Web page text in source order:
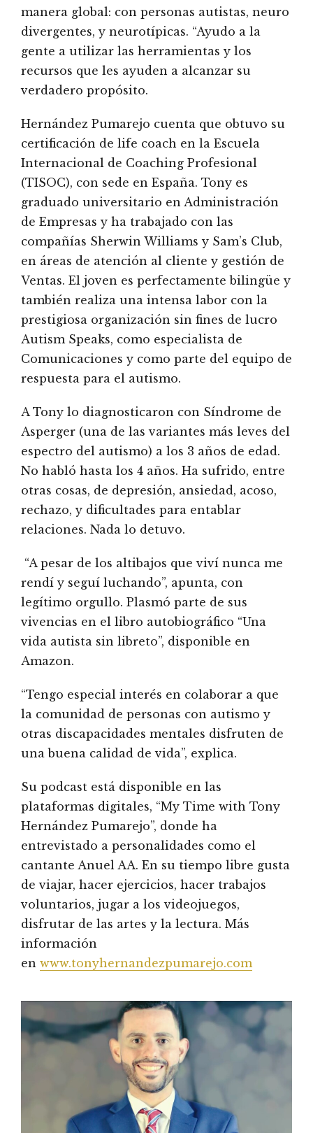
manera global: con personas autistas, neuro
divergentes, y neurotípicas. “Ayudo a la
gente a utilizar las herramientas y los
recursos que les ayuden a alcanzar su
verdadero propósito.
Hernández Pumarejo cuenta que obtuvo su
certificación de life coach en la Escuela
Internacional de Coaching Profesional
(TISOC), con sede en España. Tony es
graduado universitario en Administración
de Empresas y ha trabajado con las
compañías Sherwin Williams y Sam’s Club,
en áreas de atención al cliente y gestión de
Ventas. El joven es perfectamente bilingüe y
también realiza una intensa labor con la
prestigiosa organización sin fines de lucro
Autism Speaks, como especialista de
Comunicaciones y como parte del equipo de
respuesta para el autismo.
A Tony lo diagnosticaron con Síndrome de
Asperger (una de las variantes más leves del
espectro del autismo) a los 3 años de edad.
No habló hasta los 4 años. Ha sufrido, entre
otras cosas, de depresión, ansiedad, acoso,
rechazo, y dificultades para entablar
relaciones. Nada lo detuvo.
“A pesar de los altibajos que viví nunca me
rendí y seguí luchando”, apunta, con
legítimo orgullo. Plasmó parte de sus
vivencias en el libro autobiográfico “Una
vida autista sin libreto”, disponible en
Amazon.
“Tengo especial interés en colaborar a que
la comunidad de personas con autismo y
otras discapacidades mentales disfruten de
una buena calidad de vida”, explica.
Su podcast está disponible en las
plataformas digitales, “My Time with Tony
Hernández Pumarejo”, donde ha
entrevistado a personalidades como el
cantante Anuel AA. En su tiempo libre gusta
de viajar, hacer ejercicios, hacer trabajos
voluntarios, jugar a los videojuegos,
disfrutar de las artes y la lectura. Más
información
en www.tonyhernandezpumarejo.com